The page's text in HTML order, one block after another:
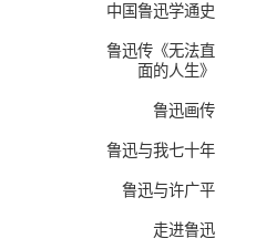
中国鲁迅学通史
鲁迅传《无法直
面的人生》
鲁迅画传
鲁迅与我七十年
鲁迅与许广平
走进鲁迅